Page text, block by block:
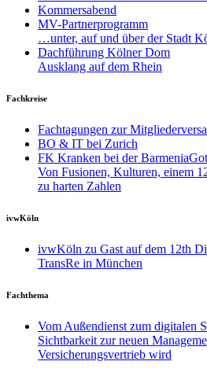
Kommersabend
MV-Partnerprogramm
…unter, auf und über der Stadt
Dachführung Kölner Dom
Ausklang auf dem Rhein
Fachkreise
Fachtagungen zur
BO & IT bei Zurich
FK Kranken bei der
Von Fusionen, Kulturen, einem
zu harten Zahlen
ivwKöln
ivwKöln zu Gast auf dem 12th
TransRe in München
Fachthema
Vom Außendienst zum digitalen
Sichtbarkeit zur neuen
Versicherungsvertrieb wird